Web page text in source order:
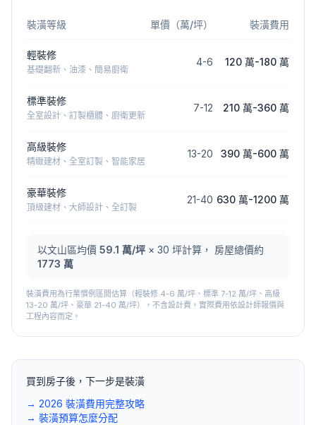
裝潢等級 單價（萬/坪） 裝潢費用
輕裝修
基礎翻新、油漆、簡易廚衛
4-6 120 萬-180 萬
標準裝修
全室設計、訂製櫃體、廚衛更新
7-12 210 萬-360 萬
高級裝修
精緻建材、全室訂製、智能家居
13-20 390 萬-600 萬
豪華裝修
頂級建材、大師設計、全訂製
21-40 630 萬-1200 萬
以文山區均價 59.1 萬/坪 × 30 坪計算， 房屋總價約
1773 萬
裝潢費用為行業慣例區間估算（輕裝修 4-6 萬/坪、標準 7-12 萬/坪、高級
13-20 萬/坪、豪華 21-40 萬/坪），不含設計費。實際費用依設計師報價與
工程內容而定。
買到房子後，下一步是裝潢
→ 2026 裝潢費用完整攻略
→ 裝潢預算怎麼分配